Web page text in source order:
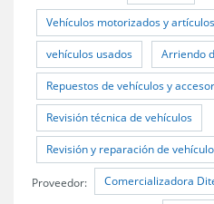
Vehículos motorizados y
vehículos usados Arriendo
Repuestos de vehículos y
Revisión técnica de vehículos
Revisión y reparación de
Proveedor: Comercializadora